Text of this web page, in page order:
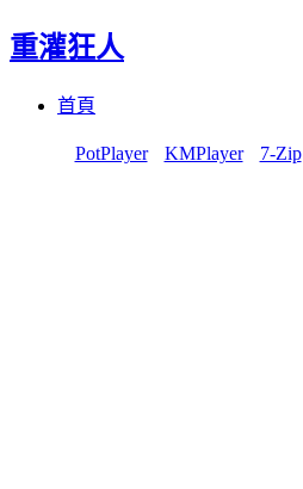
重灌狂人
首頁
PotPlayer KMPlayer 7-Zip